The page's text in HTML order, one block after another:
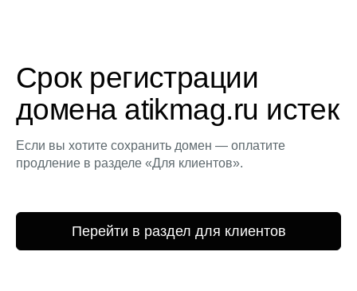
Срок регистрации
домена atikmag.ru истек
Если вы хотите сохранить домен — оплатите
продление в разделе «Для клиентов».
Перейти в раздел для клиентов